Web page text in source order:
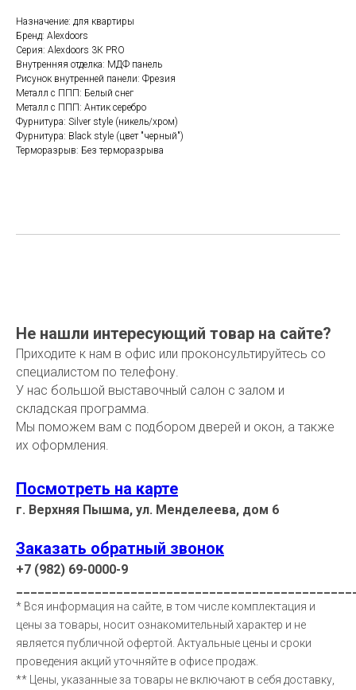
Назначение: для квартиры
Бренд: Alexdoors
Серия: Alexdoors 3К PRO
Внутренняя отделка: МДФ панель
Рисунок внутренней панели: Фрезия
Металл с ППП: Белый снег
Металл с ППП: Антик серебро
Фурнитура: Silver style (никель/хром)
Фурнитура: Black style (цвет "черный")
Терморазрыв: Без терморазрыва
Не нашли интересующий товар на сайте?
Приходите к нам в офис или проконсультируйтесь со
специалистом по телефону.
У нас большой выставочный салон с залом и
складская программа.
Мы поможем вам с подбором дверей и окон, а также
их оформления.
Посмотреть на карте
г. Верхняя Пышма, ул. Менделеева, дом 6
Заказать обратный звонок
+7 (982) 69-0000-9
* Вся информация на сайте, в том числе комплектация и
цены за товары, носит ознакомительный характер и не
является публичной офертой. Актуальные цены и сроки
проведения акций уточняйте в офисе продаж.
** Цены, указанные за товары не включают в себя доставку,